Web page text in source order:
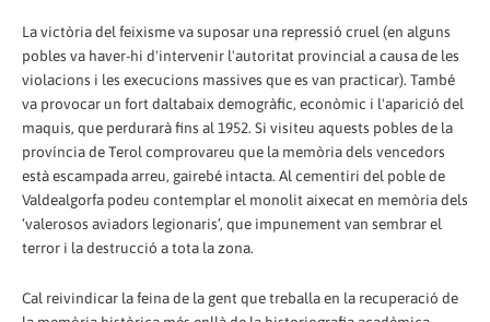
La victòria del feixisme va suposar una repressió cruel (en alguns
pobles va haver-hi d'intervenir l'autoritat provincial a causa de les
violacions i les execucions massives que es van practicar). També
va provocar un fort daltabaix demogràfic, econòmic i l'aparició del
maquis, que perdurarà fins al 1952. Si visiteu aquests pobles de la
província de Terol comprovareu que la memòria dels vencedors
està escampada arreu, gairebé intacta. Al cementiri del poble de
Valdealgorfa podeu contemplar el monolit aixecat en memòria dels
‘valerosos aviadors legionaris’, que impunement van sembrar el
terror i la destrucció a tota la zona.
Cal reivindicar la feina de la gent que treballa en la recuperació de